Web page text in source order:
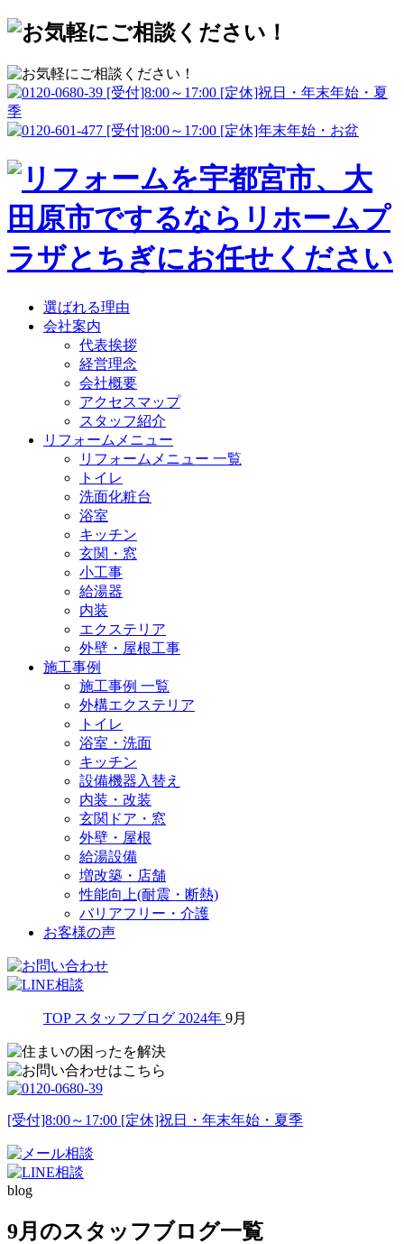
選ばれる理由
会社案内
代表挨拶
経営理念
会社概要
アクセスマップ
スタッフ紹介
リフォームメニュー
リフォームメニュー 一覧
トイレ
洗面化粧台
浴室
キッチン
玄関・窓
小工事
給湯器
内装
エクステリア
外壁・屋根工事
施工事例
施工事例 一覧
外構エクステリア
トイレ
浴室・洗面
キッチン
設備機器入替え
内装・改装
玄関ドア・窓
外壁・屋根
給湯設備
増改築・店舗
性能向上(耐震・断熱)
バリアフリー・介護
お客様の声
TOP スタッフブログ 2024年 9月
[受付]8:00～17:00 [定休]祝日・年末年始・夏季
blog
9月のスタッフブログ一覧